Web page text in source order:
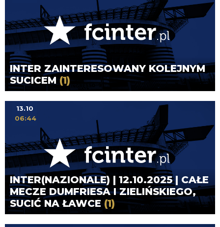
INTER ZAINTERESOWANY KOLEJNYM
SUCICEM (1)
INTER(NAZIONALE) | 12.10.2025 | CAŁE
MECZE DUMFRIESA I ZIELIŃSKIEGO,
SUCIĆ NA ŁAWCE(1)
13.10
06:44